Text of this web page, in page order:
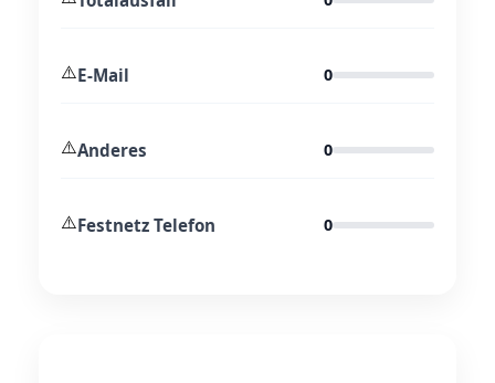
⚠️E-Mail 0
⚠️Anderes 0
⚠️Festnetz Telefon 0